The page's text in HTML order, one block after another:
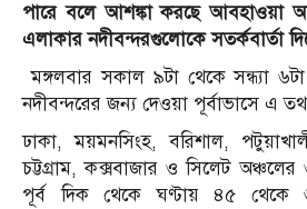
পারে বলে আশঙ্কা করছে আবহাওয়া
এলাকার নদীবন্দরগুলোকে সতর্কবার্তা
মঙ্গলবার সকাল ৯টা থেকে সন্ধ্যা ৬টা
নদীবন্দরের জন্য দেওয়া পূর্বাভাসে এ
ঢাকা, ময়মনসিংহ, বরিশাল,
চট্টগ্রাম, কক্সবাজার ও সিলেট অঞ্চলের
পূর্ব দিক থেকে ঘণ্টায় ৪৫ থেকে